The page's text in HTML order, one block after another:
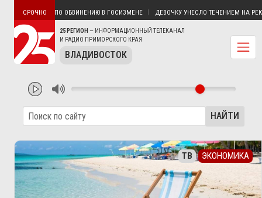
25 РЕГИОН — ИНФОРМАЦИОННЫЙ ТЕЛЕКАНАЛ
И РАДИО ПРИМОРСКОГО КРАЯ
ВЛАДИВОСТОК
СРОЧНОПО ОБВИНЕНИЮ В ГОСИЗМЕНЕ ДЕВОЧКУ УНЕСЛО ТЕЧЕНИЕМ НА РЕКЕ
НАЙТИ
ТВ ЭКОНОМИКА